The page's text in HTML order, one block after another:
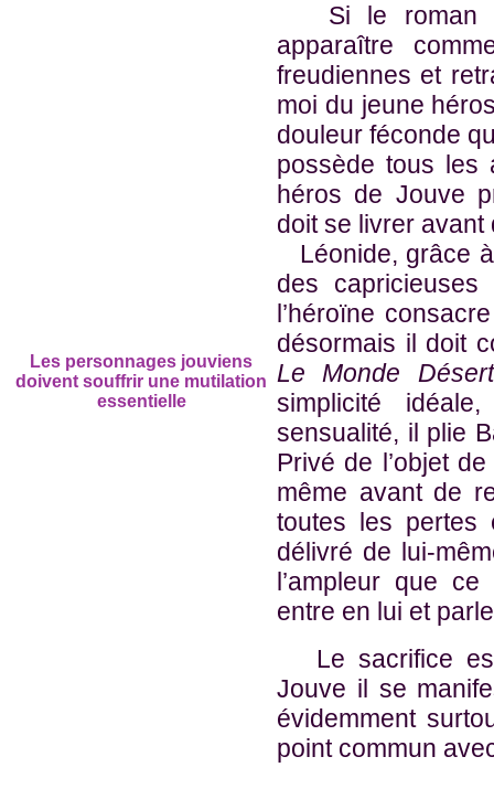
Les personnages jouviens
doivent souffrir une mutilation
essentielle
Si le roman
apparaître
freudiennes et
moi du jeune
douleur féconde
possède tous les
héros de Jouve
doit se livrer avant
Léonide, grâce à
des
l’héroïne
désormais il doit
Le Monde Désert
simplicité
sensualité, il plie
Privé de l’objet
même avant de
toutes les pertes
délivré de lui-
l’ampleur que
entre en lui et
Le sacrifice
Jouve il se
évidemment
point commun